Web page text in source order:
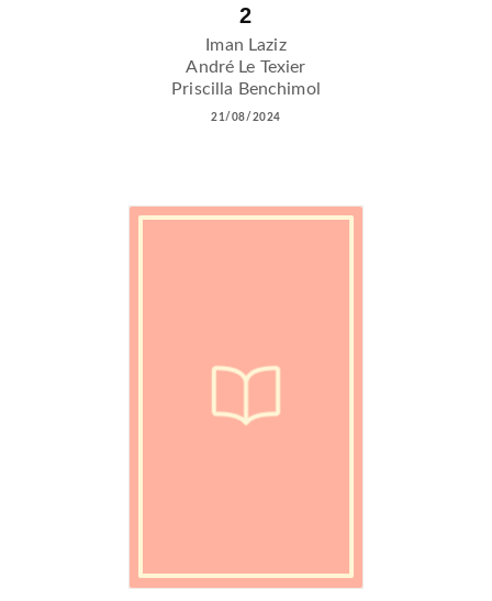
2
Iman Laziz
André Le Texier
Priscilla Benchimol
21/08/2024